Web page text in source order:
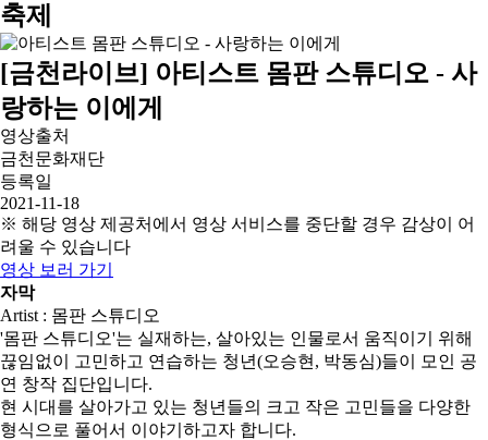
축제
[금천라이브] 아티스트 몸판 스튜디오 - 사
랑하는 이에게
영상출처
금천문화재단
등록일
2021-11-18
※ 해당 영상 제공처에서 영상 서비스를 중단할 경우 감상이 어
려울 수 있습니다
영상 보러 가기
자막
Artist : 몸판 스튜디오
'몸판 스튜디오'는 실재하는, 살아있는 인물로서 움직이기 위해
끊임없이 고민하고 연습하는 청년(오승현, 박동심)들이 모인 공
연 창작 집단입니다.
현 시대를 살아가고 있는 청년들의 크고 작은 고민들을 다양한
형식으로 풀어서 이야기하고자 합니다.